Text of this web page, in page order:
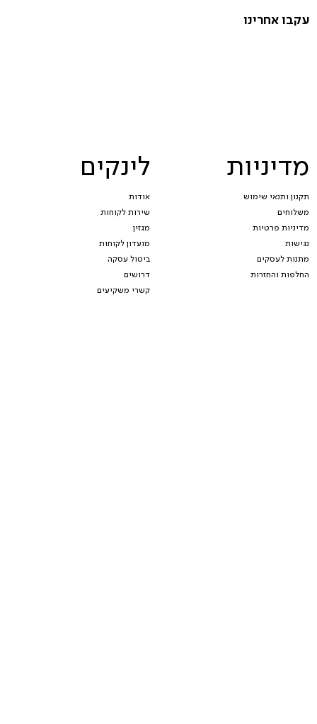
מדיניות
תקנון ותנאי שימוש
משלוחים
מדיניות פרטיות
נגישות
מתנות לעסקים
החלפות והחזרות
לינקים
אודות
שירות לקוחות
מגזין
מועדון לקוחות
ביטול עסקה
דרושים
קשרי משקיעים
עקבו אחרינו